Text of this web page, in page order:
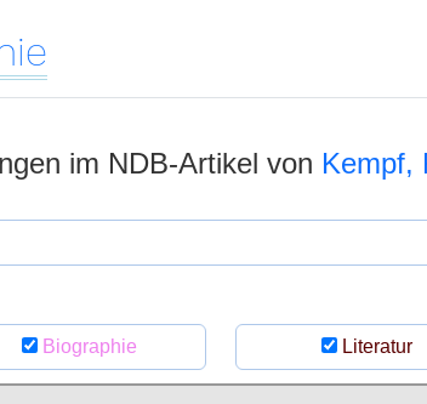
im NDB-Artikel von Kempf,
Biographie Literatur